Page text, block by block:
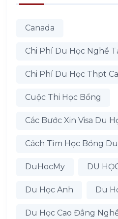
Canada
Chi Phí Du Học Nghề
Chi Phí Du Học Thpt
Cuộc Thi Học Bổng
Các Bước Xin Visa Du
Cách Tìm Học Bổng
DuHocMy DU
Du Học Anh Du
Du Học Cao Đẳng